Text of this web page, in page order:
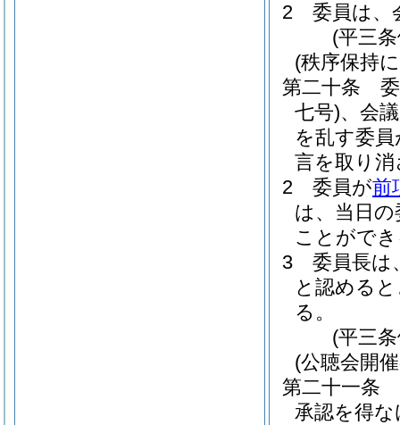
2
委員は、
(平三
(秩序保持
第二十条
七号)、会
を乱す委
言を取り
2
委員が前
は、当日
ことがで
3
委員長は
と認める
る。
(平三
(公聴会開
第二十一条
承認を得